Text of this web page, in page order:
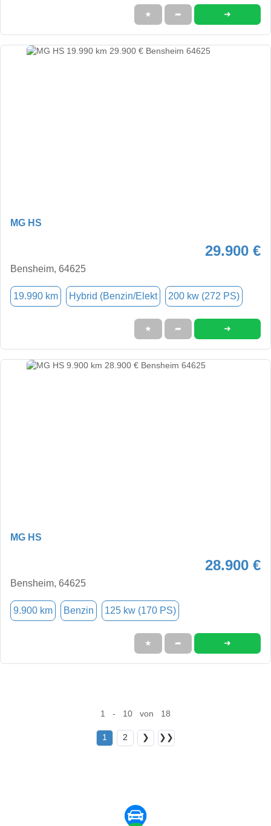
★ ➦ ➜
MG HS
29.900 €
Bensheim, 64625
19.990 km Hybrid (Benzin/Elekt 200 kw (272 PS)
★ ➦ ➜
MG HS
28.900 €
Bensheim, 64625
9.900 km Benzin 125 kw (170 PS)
★ ➦ ➜
1 - 10 von 18
1 2 ❯ ❯❯